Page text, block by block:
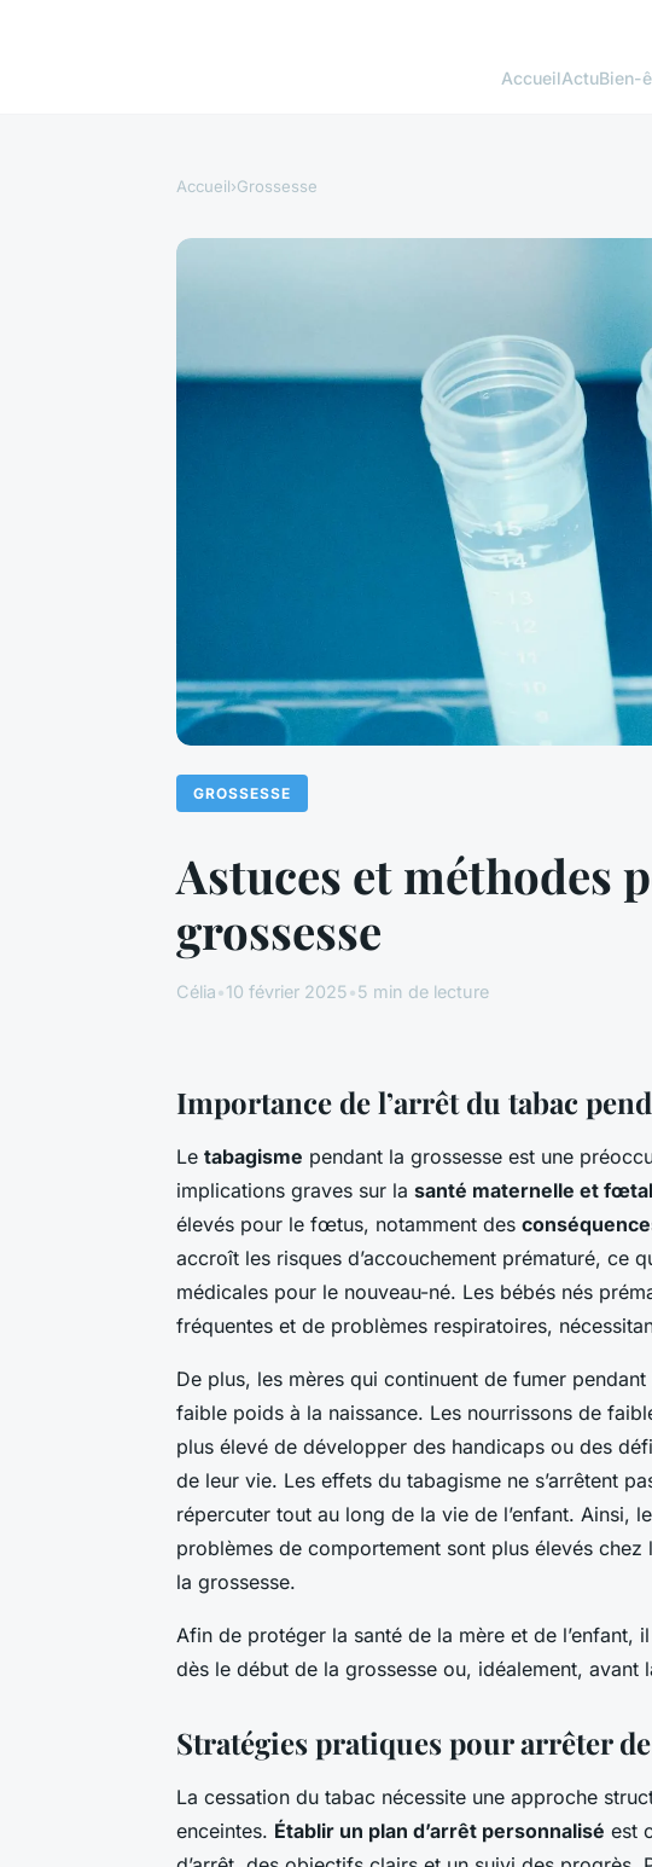
AccueilActuBien-
Accueil›Grossesse
GROSSESSE
Astuces et méthodes
grossesse
Célia•10 février 2025•5 min de lecture
Importance de l’arrêt du tabac
Le tabagisme pendant la grossesse est une
implications graves sur la santé maternelle et
élevés pour le fœtus, notamment des
accroît les risques d’accouchement prématuré, ce
médicales pour le nouveau-né. Les bébés nés
fréquentes et de problèmes respiratoires,
De plus, les mères qui continuent de fumer
faible poids à la naissance. Les nourrissons de
plus élevé de développer des handicaps ou des
de leur vie. Les effets du tabagisme ne s’arrêtent
répercuter tout au long de la vie de l’enfant. Ainsi,
problèmes de comportement sont plus élevés
la grossesse.
Afin de protéger la santé de la mère et de l’enfant,
dès le début de la grossesse ou, idéalement, avant
Stratégies pratiques pour arrêter
La cessation du tabac nécessite une approche
enceintes. Établir un plan d’arrêt personnalisé est